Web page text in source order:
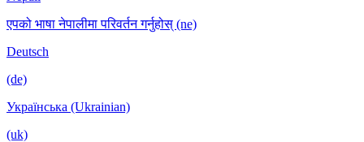
एपको भाषा नेपालीमा परिवर्तन गर्नुहोस् (ne)
Deutsch
(de)
Українська (Ukrainian)
(uk)